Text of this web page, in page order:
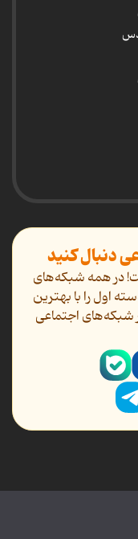
دنبال کنید
در همه شبکه‌های
اول را با بهترین
شبکه‌های اجتماعی